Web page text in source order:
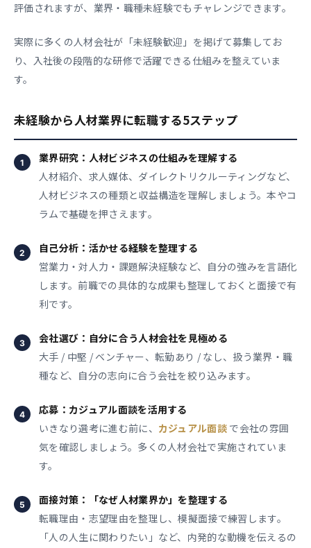
評価されますが、業界・職種未経験でもチャレンジできます。
実際に多くの人材会社が「未経験歓迎」を掲げて募集してお
り、入社後の段階的な研修で活躍できる仕組みを整えていま
す。
未経験から人材業界に転職する5ステップ
業界研究：人材ビジネスの仕組みを理解する
人材紹介、求人媒体、ダイレクトリクルーティングなど、
人材ビジネスの種類と収益構造を理解しましょう。本やコ
ラムで基礎を押さえます。
自己分析：活かせる経験を整理する
営業力・対人力・課題解決経験など、自分の強みを言語化
します。前職での具体的な成果も整理しておくと面接で有
利です。
会社選び：自分に合う人材会社を見極める
大手 / 中堅 / ベンチャー、転勤あり / なし、扱う業界・職
種など、自分の志向に合う会社を絞り込みます。
応募：カジュアル面談を活用する
いきなり選考に進む前に、 カジュアル面談 で会社の雰囲
気を確認しましょう。多くの人材会社で実施されていま
す。
面接対策：「なぜ人材業界か」を整理する
転職理由・志望理由を整理し、模擬面接で練習します。
「人の人生に関わりたい」など、内発的な動機を伝えるの